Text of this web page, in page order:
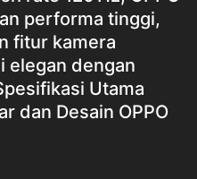
performa tinggi,
fitur kamera
elegan dengan
Utama
dan Desain OPPO